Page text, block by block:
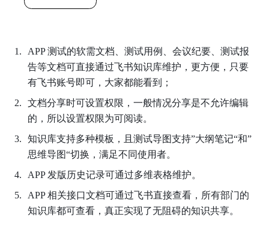
APP 测试的软需文档、测试用例、会议纪要、测试报
告等文档可直接通过飞书知识库维护，更方便，只要
有飞书账号即可，大家都能看到；
文档分享时可设置权限，一般情况分享是不允许编辑
的，所以设置权限为可阅读。
知识库支持多种模板，且测试导图支持”大纲笔记“和”
思维导图“切换，满足不同使用者。
APP 发版历史记录可通过多维表格维护。
APP 相关接口文档可通过飞书直接查看，所有部门的
知识库都可查看，真正实现了无阻碍的知识共享。